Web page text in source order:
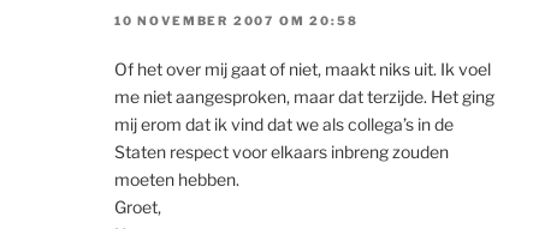
10 NOVEMBER 2007 OM 20:58
Of het over mij gaat of niet, maakt niks uit. Ik voel
me niet aangesproken, maar dat terzijde. Het ging
mij erom dat ik vind dat we als collega’s in de
Staten respect voor elkaars inbreng zouden
moeten hebben.
Groet,